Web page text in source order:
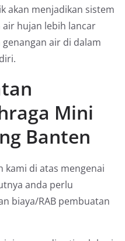
akan menjadikan sistem
hujan lebih lancar
air di dalam
Mini
Banten
kami di atas mengenai
anda perlu
biaya/RAB pembuatan